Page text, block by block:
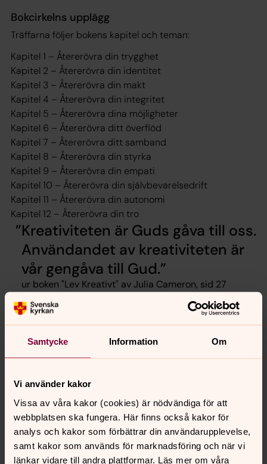
Samtycke Information Om
Vi använder kakor
Vissa av våra kakor (cookies) är nödvändiga för att
webbplatsen ska fungera. Här finns också kakor för
analys och kakor som förbättrar din användarupplevelse,
samt kakor som används för marknadsföring och när vi
länkar vidare till andra plattformar. Läs mer om våra
Bokcirkelns upplägg
Träffarna följer bokens kapitel och teman:
Kapitel 1 – Återerövra din trygghet
Kapitel 2 – Återerövra din identitet
Kapitel 3 – Återerövra din makt
Kapitel 4 – Återerövra din integritet
Kapitel 5 – Återerövra dina möjligheter
Kapitel 6 – Återerövra ditt överflöd
Kapitel 7 – Återerövra ditt samband
Kapitel 8 – Återerövra din styrka
Kapitel 9 – Återerövra din empati
Kapitel 10 – Återerövra din självbevarelsedrift
Kapitel 11 – Återerövra din autonomi
Kapitel 12 – Återerövra din tro
Kreativiteten är Guds gåva till oss.
Användandet av kreativiteten är
vår gengåva till Gud.
ur boken "Lev Kreativt" av Julia Cameron, sid 27
Intresseanmälan
Vill du delta i bokcirkeln nästa gång den
erbjuds? Gör en intresseanmälan här.
Mer om boken Lev Kreativt
Lev kreativt (The Artist's Way) är en av de absoluta